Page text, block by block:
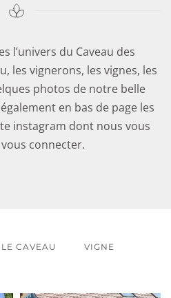
l’univers du Caveau des
les vignerons, les vignes, les
photos de notre belle
en bas de page les
instagram dont nous vous
connecter.
LE CAVEAU VIGNE